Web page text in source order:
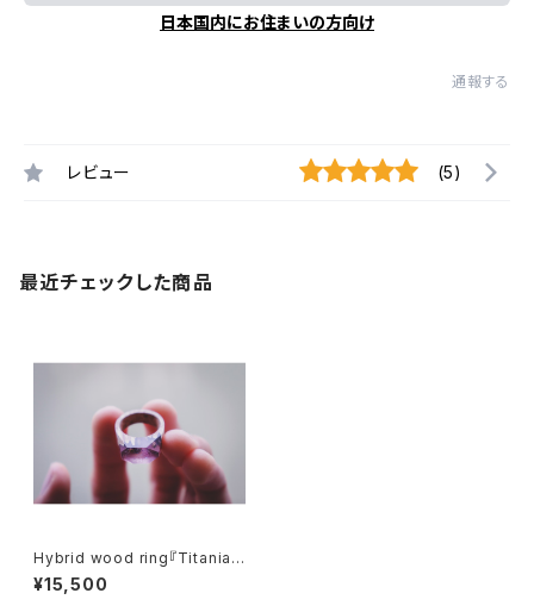
日本国内にお住まいの方向け
通報する
レビュー (5)
最近チェックした商品
Hybrid wood ring『Titania』
【SOLD】ハイブリッドウッドリン
グ『ティタニア』
¥15,500